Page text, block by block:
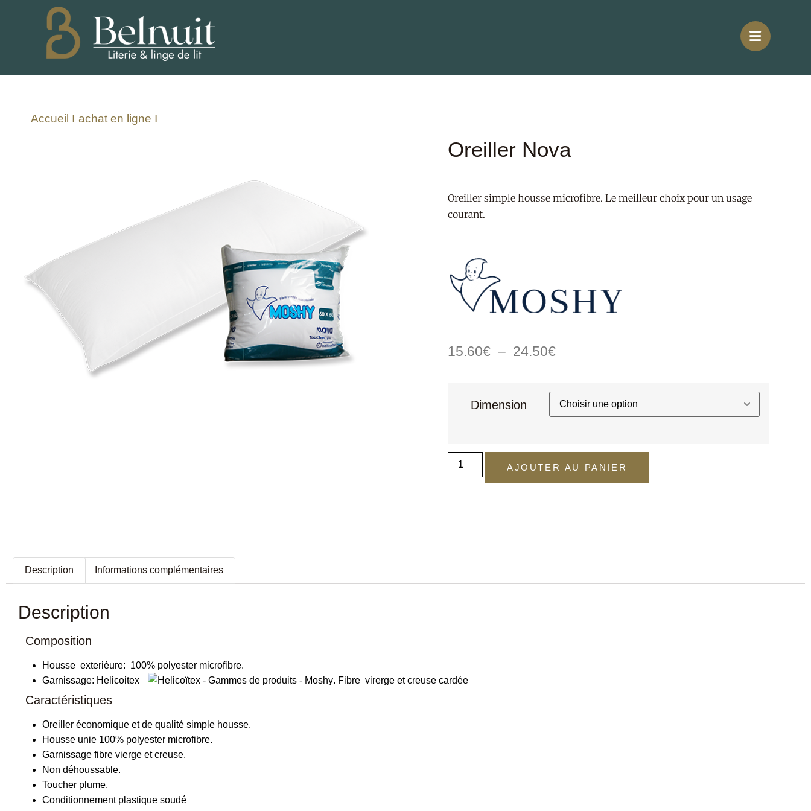
Accueil I achat en ligne I
Oreiller Nova
Oreiller simple housse microfibre. Le meilleur choix pour un usage
courant.
15.60€ – 24.50€
Dimension
AJOUTER AU PANIER
Description Informations complémentaires
Description
Composition
Housse exterièure: 100% polyester microfibre.
Garnissage: Helicoitex . Fibre virerge et creuse cardée
Caractéristiques
Oreiller économique et de qualité simple housse.
Housse unie 100% polyester microfibre.
Garnissage fibre vierge et creuse.
Non déhoussable.
Toucher plume.
Conditionnement plastique soudé